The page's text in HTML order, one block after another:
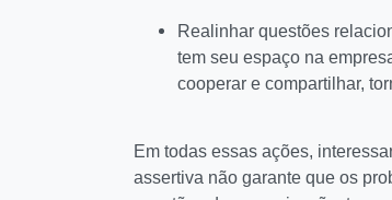
Realinhar questões
tem seu espaço na
cooperar e compartilhar,
Em todas essas ações,
assertiva não garante que os